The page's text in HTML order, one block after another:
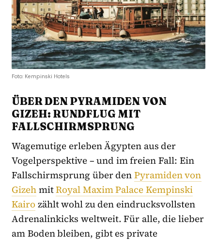
Foto: Kempinski Hotels
ÜBER DEN PYRAMIDEN VON
GIZEH: RUNDFLUG MIT
FALLSCHIRMSPRUNG
Wagemutige erleben Ägypten aus der
Vogelperspektive – und im freien Fall: Ein
Fallschirmsprung über denPyramiden von
GizehmitRoyal Maxim Palace Kempinski
Kairo zählt wohl zu den eindrucksvollsten
Adrenalinkicks weltweit. Für alle, die lieber
am Boden bleiben, gibt es private